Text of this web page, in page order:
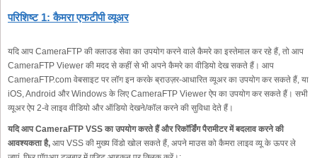
परिशिष्ट 1: कैमरा एफटीपी व्यूअर
यदि आप CameraFTP की क्लाउड सेवा का उपयोग करने वाले कैमरे का इस्तेमाल कर रहे हैं, तो आप
CameraFTP Viewer की मदद से कहीं से भी अपने कैमरे का वीडियो देख सकते हैं। आप
CameraFTP.com वेबसाइट पर लॉग इन करके ब्राउज़र-आधारित व्यूअर का उपयोग कर सकते हैं, या
iOS, Android और Windows के लिए CameraFTP Viewer ऐप का उपयोग कर सकते हैं। सभी
व्यूअर ऐप 2-वे लाइव वीडियो और ऑडियो देखने/कॉल करने की सुविधा देते हैं।
यदि आप CameraFTP VSS का उपयोग करते हैं और रिकॉर्डिंग पैरामीटर में बदलाव करने की
आवश्यकता है, आप VSS की मुख्य विंडो खोल सकते हैं, अपने माउस को कैमरा लाइव व्यू के ऊपर ले